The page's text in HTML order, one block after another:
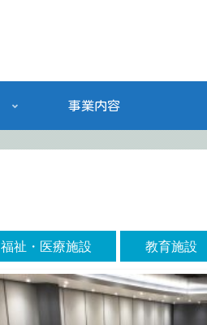
事業内容
福祉・医療施設 教育施設